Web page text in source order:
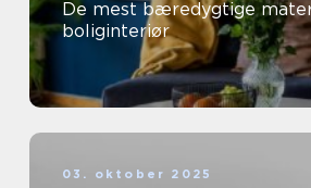
De mest bæredygtige
boliginteriør
03. oktober 2025